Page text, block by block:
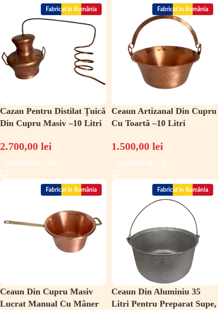
Fabricat în România
Cazan Pentru Distilat Țuică
Din Cupru Masiv –10 Litri
2.700,00 lei
ADAUGĂ ÎN COȘ
Fabricat în România
Ceaun Artizanal Din Cupru
Cu Toartă –10 Litri
1.500,00 lei
ADAUGĂ ÎN COȘ
Fabricat în România
Ceaun Din Cupru Masiv
Lucrat Manual Cu Mâner
Fabricat în România
Ceaun Din Aluminiu 35
Litri Pentru Preparat Supe,